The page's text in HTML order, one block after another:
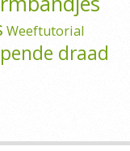
Weeftutorial
draad